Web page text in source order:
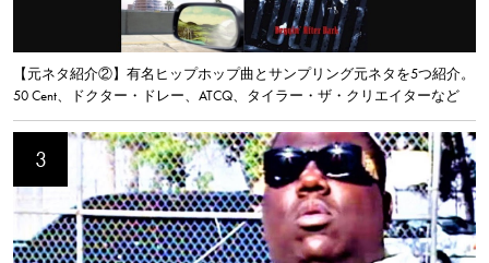
【元ネタ紹介②】有名ヒップホップ曲とサンプリング元ネタを5つ紹介。
50 Cent、ドクター・ドレー、ATCQ、タイラー・ザ・クリエイターなど